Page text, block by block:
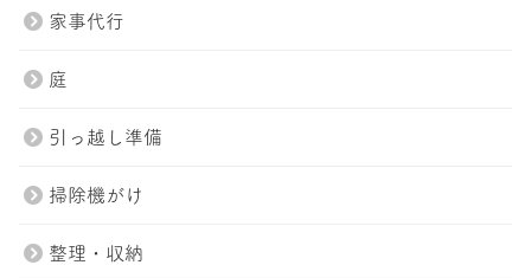
家事代行
庭
引っ越し準備
掃除機がけ
整理・収納